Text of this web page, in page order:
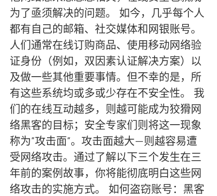
为了亟须解决的问题。 如今，几乎每个人
都有自己的邮箱、社交媒体和网银账号。
人们通常在线订购商品、使用移动网络验
证身份（例如，双因素认证解决方案）以
及做一些其他重要事情。但不幸的是，所
有这些系统均或多或少存在不安全性。 我
们的在线互动越多，则越可能成为狡猾网
络黑客的目标；安全专家们则将这一现象
称为”攻击面”。攻击面越大—则越容易遭
受网络攻击。通过了解以下三个发生在三
年前的案例故事，你将能彻底明白这些网
络攻击的实施方式。 如何盗窃账号：黑客